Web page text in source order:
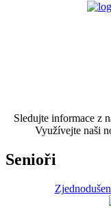
Sledujte informace z
Využívejte naši
Senioři